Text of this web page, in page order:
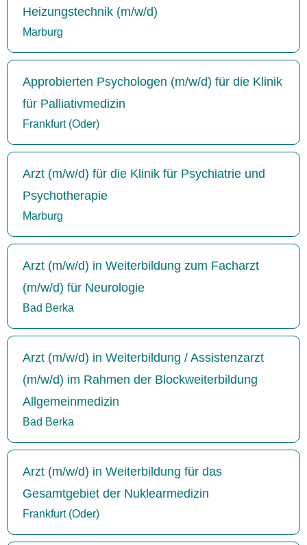
Heizungstechnik (m/w/d)
Marburg
Approbierten Psychologen (m/w/d) für die Klinik
für Palliativmedizin
Frankfurt (Oder)
Arzt (m/w/d) für die Klinik für Psychiatrie und
Psychotherapie
Marburg
Arzt (m/w/d) in Weiterbildung zum Facharzt
(m/w/d) für Neurologie
Bad Berka
Arzt (m/w/d) in Weiterbildung / Assistenzarzt
(m/w/d) im Rahmen der Blockweiterbildung
Allgemeinmedizin
Bad Berka
Arzt (m/w/d) in Weiterbildung für das
Gesamtgebiet der Nuklearmedizin
Frankfurt (Oder)